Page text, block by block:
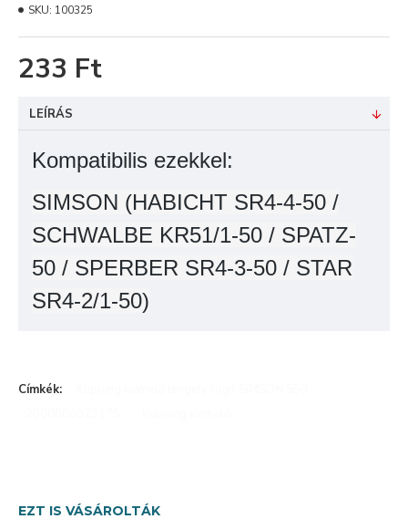
233 Ft
SKU: 100325
LEÍRÁS
Kompatibilis ezekkel:
SIMSON (HABICHT SR4-4-50 /
SCHWALBE KR51/1-50 / SPATZ-
50 / SPERBER SR4-3-50 / STAR
SR4-2/1-50)
Címkék:
EZT IS VÁSÁROLTÁK